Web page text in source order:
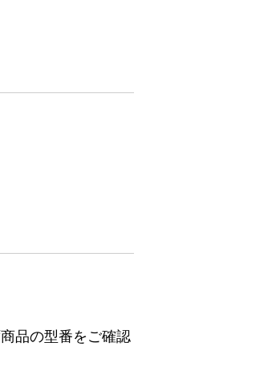
品の型番をご確認